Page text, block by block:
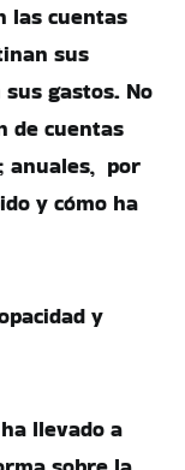
las cuentas
sus
gastos. No
de cuentas
anuales, por
y cómo ha
llevado a